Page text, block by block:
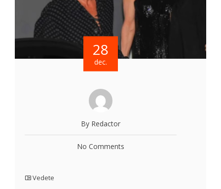
28
dec.
By Redactor
No Comments
Vedete